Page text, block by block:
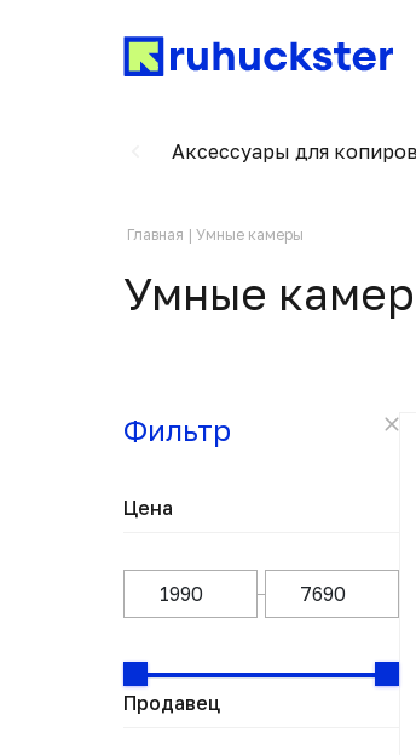
Аксессуары для копиров
Главная Умные камеры
Умные
Фильтр
Цена
Продавец